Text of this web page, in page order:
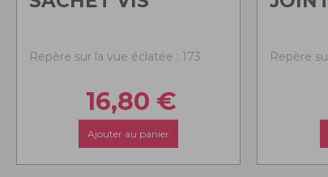
Repère sur la vue éclatée : 173
16,80 €
Ajouter au panier
Repère